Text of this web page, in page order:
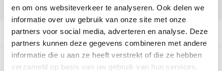
en om ons websiteverkeer te analyseren. Ook delen we
informatie over uw gebruik van onze site met onze
partners voor social media, adverteren en analyse. Deze
partners kunnen deze gegevens combineren met andere
informatie die u aan ze heeft verstrekt of die ze hebben
verzameld op basis van uw gebruik van hun services.
DELEN:
Productomschrijving
Gerelateerde producten